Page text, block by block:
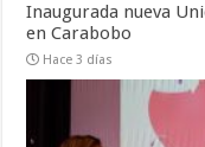
Inaugurada nueva
en Carabobo
Hace 3 días